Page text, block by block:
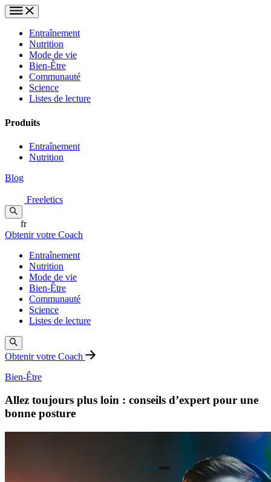
Entraînement
Nutrition
Mode de vie
Bien-Être
Communauté
Science
Listes de lecture
Produits
Entraînement
Nutrition
Blog
Freeletics
fr
Obtenir votre Coach
Entraînement
Nutrition
Mode de vie
Bien-Être
Communauté
Science
Listes de lecture
Obtenir votre Coach
Bien-Être
Allez toujours plus loin : conseils d’expert pour une
bonne posture